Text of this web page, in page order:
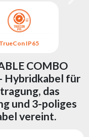
TrueCon IP65
COMBO
Hybridkabel für
das
und 3-poliges
vereint.